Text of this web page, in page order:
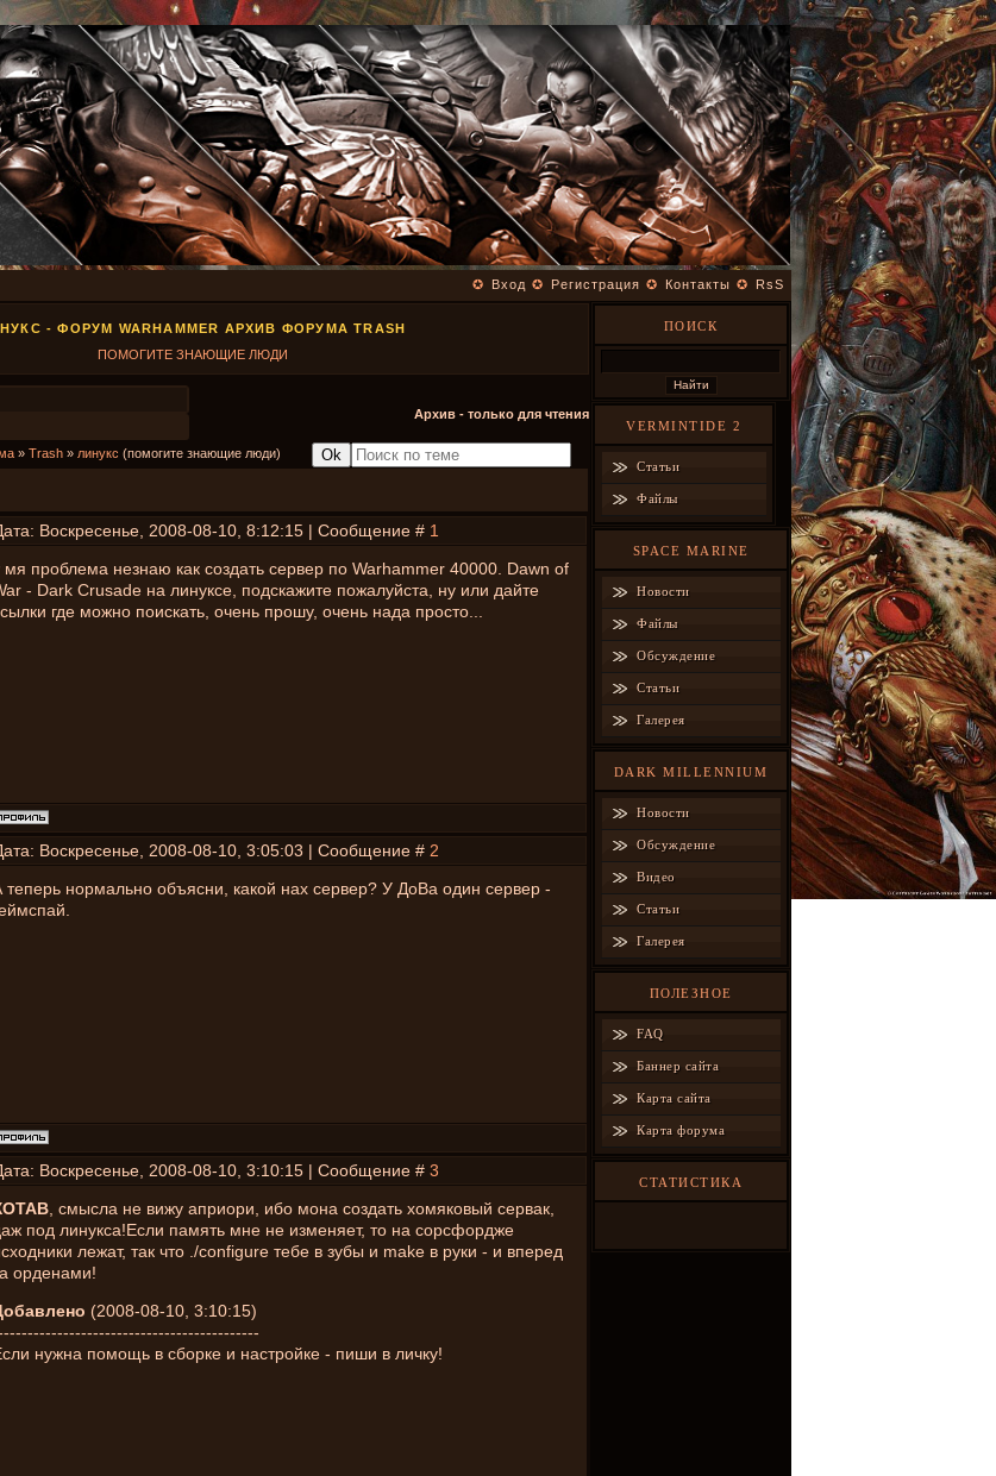
✪ Вход ✪ Регистрация ✪ Контакты ✪ RsS
- ФОРУМ WARHAMMER АРХИВ ФОРУМА TRASH
ПОМОГИТЕ ЗНАЮЩИЕ ЛЮДИ
Архив - только для чтения
» Trash » линукс (помогите знающие люди)
Воскресенье, 2008-08-10, 8:12:15 | Сообщение # 1
мя проблема незнаю как создать сервер по Warhammer 40000. Dawn of
- Dark Crusade на линуксе, подскажите пожалуйста, ну или дайте
где можно поискать, очень прошу, очень нада просто...
Воскресенье, 2008-08-10, 3:05:03 | Сообщение # 2
теперь нормально объясни, какой нах сервер? У ДоВа один сервер -
Воскресенье, 2008-08-10, 3:10:15 | Сообщение # 3
, смысла не вижу априори, ибо мона создать хомяковый сервак,
под линукса!Если память мне не изменяет, то на сорсфордже
лежат, так что ./configure тебе в зубы и make в руки - и вперед
орденами!
(2008-08-10, 3:10:15)
нужна помощь в сборке и настройке - пиши в личку!
ПОИСК
VERMINTIDE 2
Статьи
Файлы
SPACE MARINE
Новости
Файлы
Обсуждение
Статьи
Галерея
DARK MILLENNIUM
Новости
Обсуждение
Видео
Статьи
Галерея
ПОЛЕЗНОЕ
FAQ
Баннер сайта
Карта сайта
Карта форума
СТАТИСТИКА